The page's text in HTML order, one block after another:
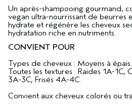
Un après-shampooing gourmand,
vegan ultra-nourrissant de beurres
hydrate et régénère les cheveux
hydratation riche en nutriments.
CONVIENT POUR
Types de cheveux : Moyens à épais.
Toutes les textures : Raides 1A-1C,
3A-3C, Frisés 4A-4C.
Convient aux cheveux colorés ou